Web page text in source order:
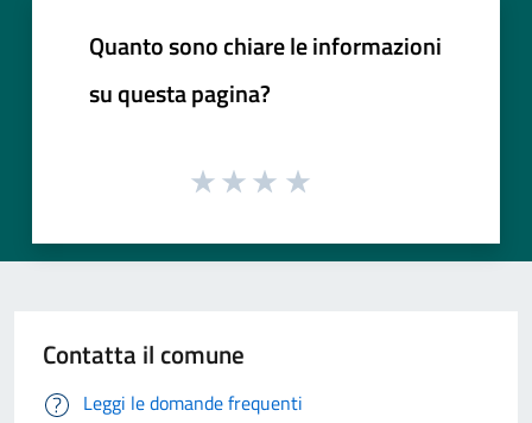
Quanto sono chiare le informazioni
su questa pagina?
Contatta il comune
Leggi le domande frequenti